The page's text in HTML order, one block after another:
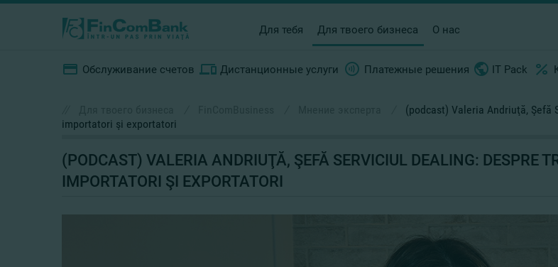
Для тебя Для твоего бизнеса О нас
Обслуживание счетов Дистанционные услуги Платежные решения IT Pack
(podcast) Valeria Andriuţă,
importatori şi exportatori
(PODCAST) VALERIA ANDRIUŢĂ, ŞEFĂ SERVICIUL DEALING: DESPRE
IMPORTATORI ŞI EXPORTATORI